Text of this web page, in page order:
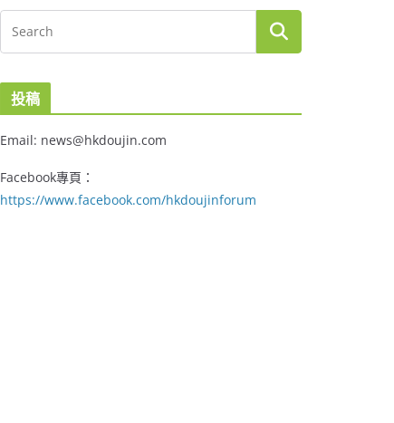
投稿
Email: news@hkdoujin.com
Facebook專頁：
https://www.facebook.com/hkdoujinforum